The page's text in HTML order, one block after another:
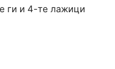
ги и 4-те лажици